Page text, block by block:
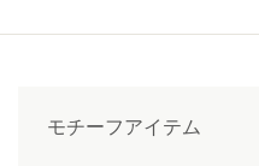
モチーフアイテム